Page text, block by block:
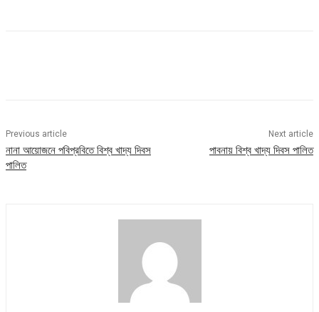
Previous article
নানা আয়োজনে পবিপ্রবিতে বিশ্ব খাদ্য দিবস
পালিত
Next article
পাবনায় বিশ্ব খাদ্য দিবস পালিত